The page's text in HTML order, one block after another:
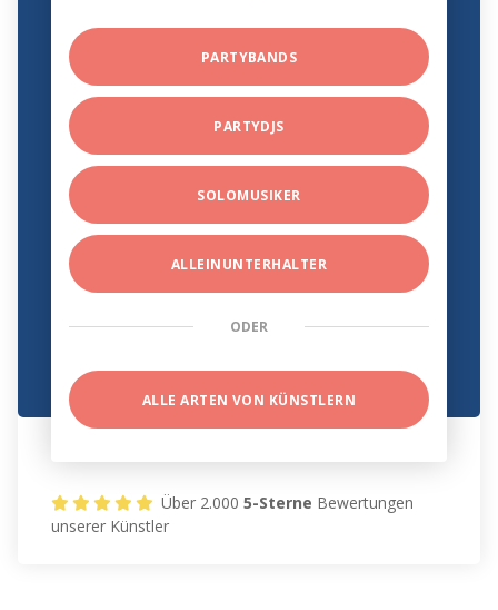
PARTYBANDS
PARTYDJS
SOLOMUSIKER
ALLEINUNTERHALTER
ODER
ALLE ARTEN VON KÜNSTLERN
Über 2.0005-Sterne Bewertungen
unserer Künstler